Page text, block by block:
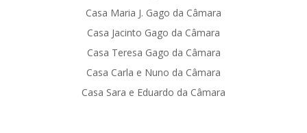
Casa Maria J. Gago da Câmara
Casa Jacinto Gago da Câmara
Casa Teresa Gago da Câmara
Casa Carla e Nuno da Câmara
Casa Sara e Eduardo da Câmara